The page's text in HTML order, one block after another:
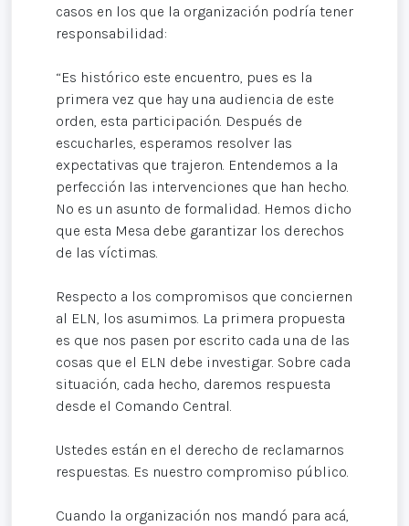
casos en los que la organización podría tener
responsabilidad:
“Es histórico este encuentro, pues es la
primera vez que hay una audiencia de este
orden, esta participación. Después de
escucharles, esperamos resolver las
expectativas que trajeron. Entendemos a la
perfección las intervenciones que han hecho.
No es un asunto de formalidad. Hemos dicho
que esta Mesa debe garantizar los derechos
de las víctimas.
Respecto a los compromisos que conciernen
al ELN, los asumimos. La primera propuesta
es que nos pasen por escrito cada una de las
cosas que el ELN debe investigar. Sobre cada
situación, cada hecho, daremos respuesta
desde el Comando Central.
Ustedes están en el derecho de reclamarnos
respuestas. Es nuestro compromiso público.
Cuando la organización nos mandó para acá,